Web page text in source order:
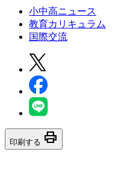
小中高ニュース
教育カリキュラム
国際交流
印刷する print